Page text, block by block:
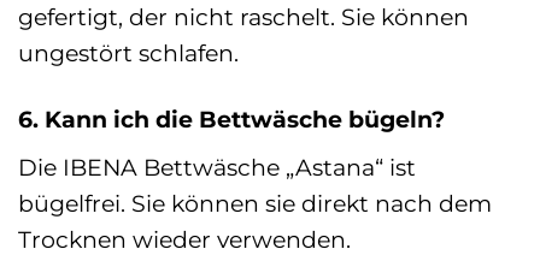
gefertigt, der nicht raschelt. Sie können
ungestört schlafen.
6. Kann ich die Bettwäsche bügeln?
Die IBENA Bettwäsche „Astana“ ist
bügelfrei. Sie können sie direkt nach dem
Trocknen wieder verwenden.